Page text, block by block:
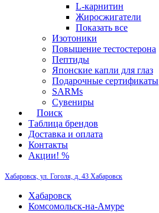
L-карнитин
Жиросжигатели
Показать все
Изотоники
Повышение тестостерона
Пептиды
Японские капли для глаз
Подарочные сертификаты
SARMs
Сувениры
Поиск
Таблица брендов
Доставка и оплата
Контакты
Акции! %
Хабаровск, ул. Гоголя, д. 43 Хабаровск
Хабаровск
Комсомольск-на-Амуре